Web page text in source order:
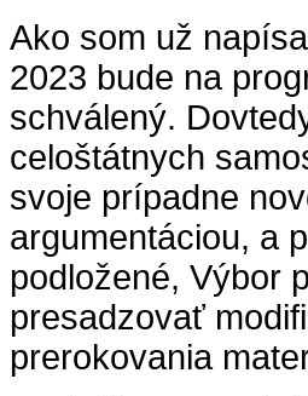
Ako som už
2023 bude na
schválený.
celoštátnych
svoje prípadne
argumentáciou, a
podložené, Výbor
presadzovať
prerokovania